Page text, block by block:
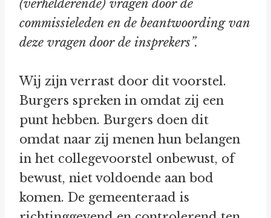
(verhelderende) vragen door de
commissieleden en de beantwoording van
deze vragen door de insprekers”.
Wij zijn verrast door dit voorstel.
Burgers spreken in omdat zij een
punt hebben. Burgers doen dit
omdat naar zij menen hun belangen
in het collegevoorstel onbewust, of
bewust, niet voldoende aan bod
komen. De gemeenteraad is